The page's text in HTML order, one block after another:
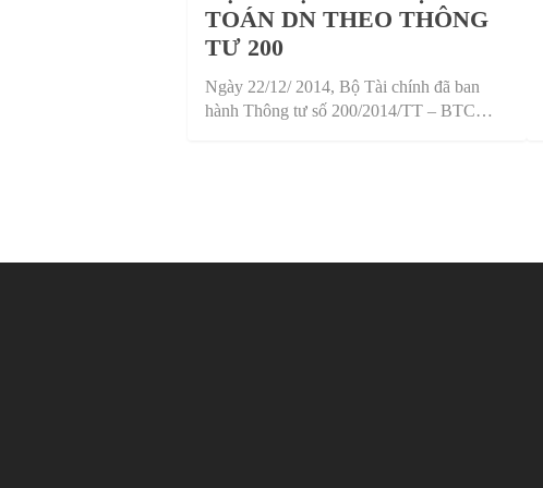
TOÁN DN THEO THÔNG
TƯ 200
Ngày 22/12/ 2014, Bộ Tài chính đã ban
hành Thông tư số 200/2014/TT – BTC…